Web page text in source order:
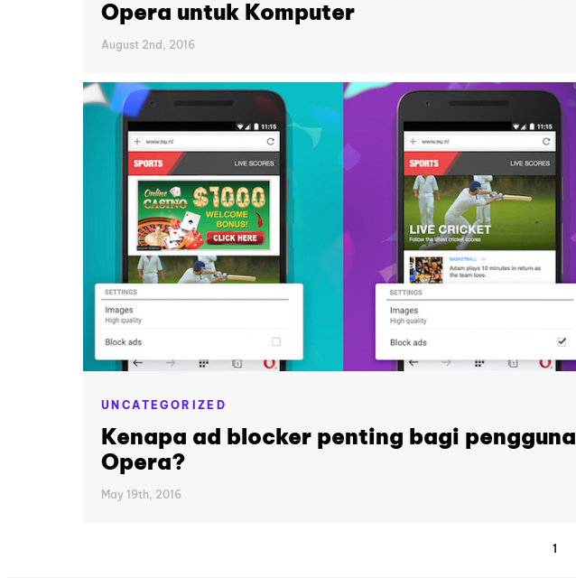
Opera untuk Komputer
August 2nd, 2016
UNCATEGORIZED
Kenapa ad blocker penting bagi pengguna
Opera?
May 19th, 2016
1